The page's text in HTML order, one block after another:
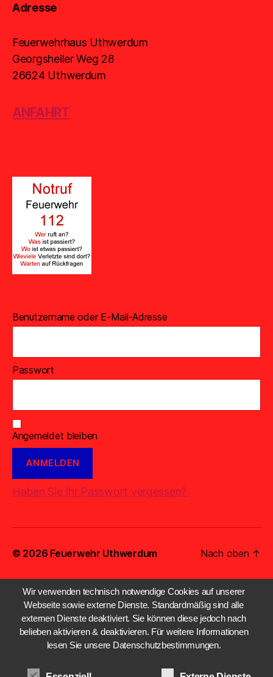
Adresse
Feuerwehrhaus Uthwerdum
Georgsheiler Weg 28
26624 Uthwerdum
ANFAHRT
Benutzername oder E-Mail-Adresse
Passwort
Angemeldet bleiben
Haben Sie Ihr Passwort vergessen?
© 2026 Feuerwehr Uthwerdum Nach oben ↑
Wir verwenden technisch notwendige Cookies auf unserer
Webseite sowie externe Dienste. Standardmäßig sind alle
externen Dienste deaktiviert. Sie können diese jedoch nach
belieben aktivieren & deaktivieren. Für weitere Informationen
lesen Sie unsere Datenschutzbestimmungen.